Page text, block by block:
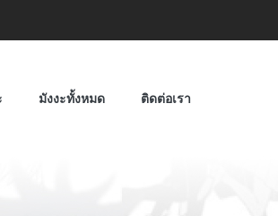
มังงะทั้งหมด ติดต่อเรา